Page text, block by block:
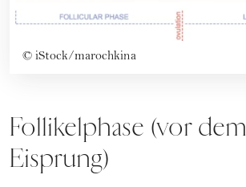
© iStock/marochkina
Follikelphase (vor dem
Eisprung)